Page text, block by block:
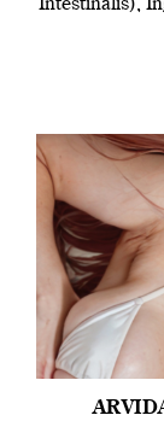
Intestinalis),